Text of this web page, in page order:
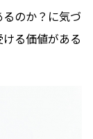
のか？に気づ
る価値がある